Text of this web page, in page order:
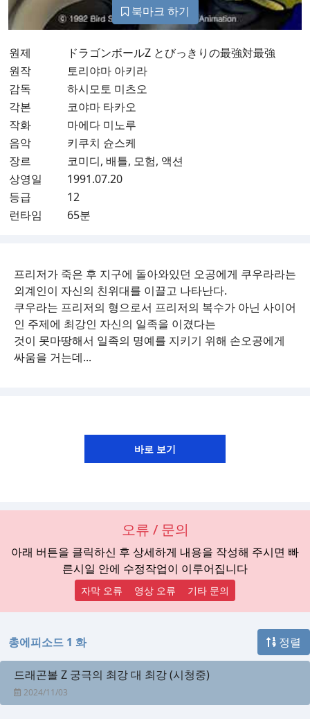
북마크 하기
원제
ドラゴンボールZ とびっきりの最強対最強
원작
토리야마 아키라
감독
하시모토 미츠오
각본
코야마 타카오
작화
마에다 미노루
음악
키쿠치 슌스케
장르
코미디, 배틀, 모험, 액션
상영일
1991.07.20
등급
12
런타임
65분
프리저가 죽은 후 지구에 돌아와있던 오공에게 쿠우라라는
외계인이 자신의 친위대를 이끌고 나타난다.
쿠우라는 프리저의 형으로서 프리저의 복수가 아닌 사이어
인 주제에 최강인 자신의 일족을 이겼다는
것이 못마땅해서 일족의 명예를 지키기 위해 손오공에게
싸움을 거는데...
오류 / 문의
아래 버튼을 클릭하신 후 상세하게 내용을 작성해 주시면 빠
른시일 안에 수정작업이 이루어집니다
자막 오류 영상 오류 기타 문의
총에피소드 1 화 정렬
드래곤볼 Z 궁극의 최강 대 최강 (시청중)
2024/11/03